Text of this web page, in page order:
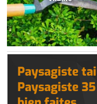
Paysagiste
Paysagiste